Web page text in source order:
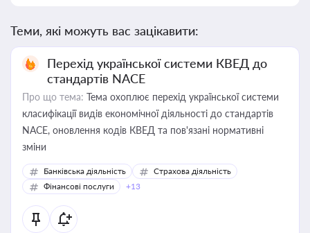
Теми, які можуть вас зацікавити:
Перехід української системи КВЕД до
стандартів NACE
Про що тема: Тема охоплює перехід української системи
класифікації видів економічної діяльності до стандартів
NACE, оновлення кодів КВЕД та пов'язані нормативні
зміни
Банківська діяльність
Страхова діяльність
Фінансові послуги
+13